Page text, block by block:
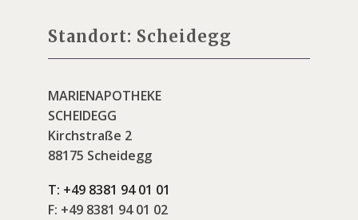
Standort: Scheidegg
MARIENAPOTHEKE
SCHEIDEGG
Kirchstraße 2
88175 Scheidegg
T: +49 8381 94 01 01
F: +49 8381 94 01 02